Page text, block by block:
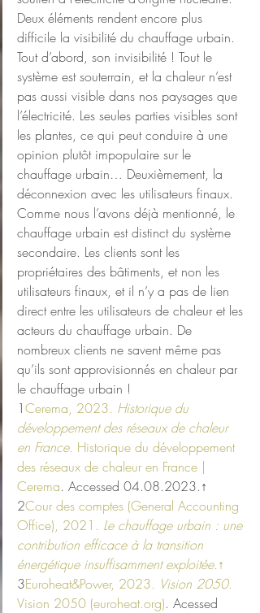
Deux éléments rendent encore plus
difficile la visibilité du chauffage urbain.
Tout d’abord, son invisibilité ! Tout le
système est souterrain, et la chaleur n’est
pas aussi visible dans nos paysages que
l’électricité. Les seules parties visibles sont
les plantes, ce qui peut conduire à une
opinion plutôt impopulaire sur le
chauffage urbain… Deuxièmement, la
déconnexion avec les utilisateurs finaux.
Comme nous l’avons déjà mentionné, le
chauffage urbain est distinct du système
secondaire. Les clients sont les
propriétaires des bâtiments, et non les
utilisateurs finaux, et il n’y a pas de lien
direct entre les utilisateurs de chaleur et les
acteurs du chauffage urbain. De
nombreux clients ne savent même pas
qu’ils sont approvisionnés en chaleur par
le chauffage urbain !
1Cerema, 2023. Historique du
développement des réseaux de chaleur
en France. Historique du développement
des réseaux de chaleur en France |
Cerema. Accessed 04.08.2023.↑
2Cour des comptes (General Accounting
Office), 2021. Le chauffage urbain : une
contribution efficace à la transition
énergétique insuffisamment exploitée.↑
3Euroheat&Power, 2023. Vision 2050.
Vision 2050 (euroheat.org). Acessed